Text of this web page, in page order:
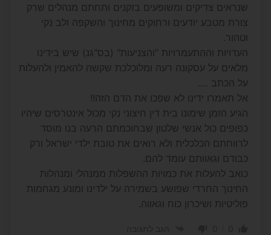
שנראים צדיקים ומשופעים בזקנים ותחתם מנהלים שרק
צורת מטבע יודעים ורחוקים מחינוך והשקפה ולב נקי
וטהור.
העדויות וההתעמרויות "והצניעות" (בס"גנ) שיש בידינו
מלאים על עסקונה רעה ומלוכלכת שקשה להאמין ולהעלות
על הכתב ….
אל תאמרו ידינו לא שפכו את הדם הזה!!
הגיע הזמן שימונו בית דין חיצוני נקי מכול אינטרסים שיהיו
כפופים כול אנשי שלטון שבחוכמתם הרעה בנו מוסד
לרווחתם הכלכלית ולא רואים את טובת ילדי ישראל ורק
כבודם וגאוותם עומד להם.
כואב להעלות את כמויות ההשפלות ממנהלי ומנהלות
החינוך החרדי שפושע בשמירה על ילדינו ומונע מגחמות
פוליטיות ושיכרון כוח וגאווה.